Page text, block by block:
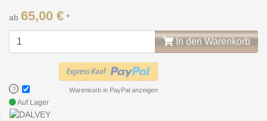
ab 65,00 € *
In den Warenkorb
? Warenkorb in PayPal anzeigen
Auf Lager